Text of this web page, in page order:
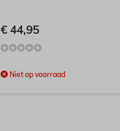
€ 44,95
Niet op voorraad